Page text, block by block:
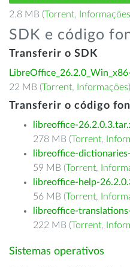
2.8 MB (Torrent, Informações
SDK e código
Transferir o SDK
22 MB (Torrent, Informações)
Transferir o código
libreoffice-
278 MB (Torrent,
libreoffice-
59 MB (Torrent,
libreoffice-help-
56 MB (Torrent,
libreoffice-
222 MB (Torrent,
Sistemas operativos